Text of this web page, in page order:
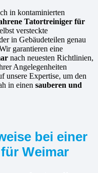
in kontaminierten
Tatortreiniger für
versteckte
in Gebäudeteilen genau
garantieren eine
nach neuesten Richtlinien,
Angelegenheiten
unsere Expertise, um den
in einen sauberen und
bei einer
Weimar